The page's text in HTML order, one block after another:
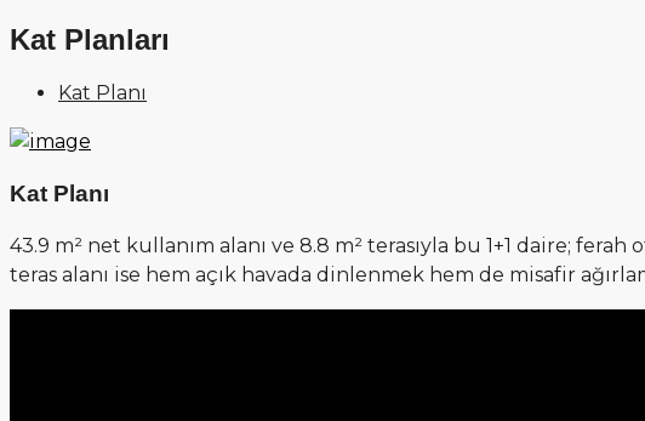
Kat Planları
Kat Planı
Kat Planı
43.9 m² net kullanım alanı ve 8.8 m² terasıyla bu 1+1 daire;
teras alanı ise hem açık havada dinlenmek hem de misafir